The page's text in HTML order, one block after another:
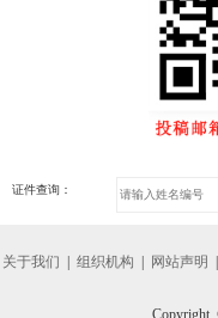
证件查询：
关于我们 | 组织机构 | 网站声明 |